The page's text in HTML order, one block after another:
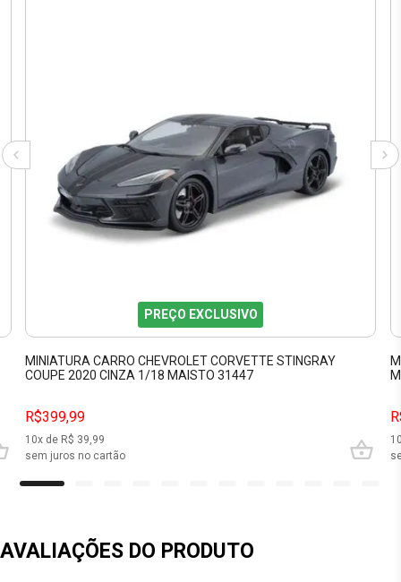
PREÇO EXCLUSIVO
MINIATURA CARRO CHEVROLET CORVETTE STINGRAY
COUPE 2020 CINZA 1/18 MAISTO 31447
R$399,99
10x de R$ 39,99
sem juros no cartão
AVALIAÇÕES DO PRODUTO